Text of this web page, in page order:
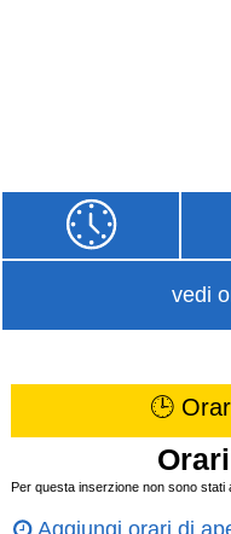
vedi
🕒
Per questa inserzione non sono stati